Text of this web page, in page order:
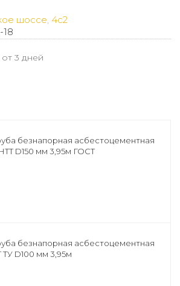
шоссе, 4с2
3 дней
безнапорная асбестоцементная
D150 мм 3,95м ГОСТ
безнапорная асбестоцементная
ТУ D100 мм 3,95м